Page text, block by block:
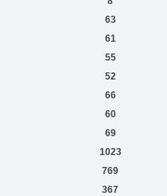
63
61
55
52
66
60
69
1023
769
367